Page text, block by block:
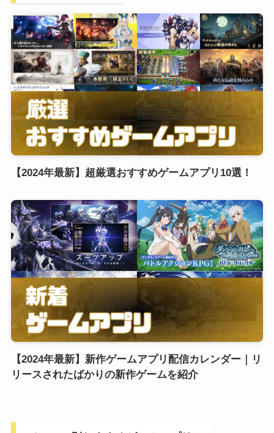
【2024年最新】超厳選おすすめゲームアプリ10選！
【2024年最新】新作ゲームアプリ配信カレンダー｜リ
リースされたばかりの新作ゲームを紹介